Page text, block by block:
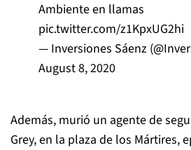
Ambiente en llamas
pic.twitter.com/z1KpxUG2hi
— Inversiones Sáenz
August 8, 2020
Además, murió un agente de
Grey, en la plaza de los Mártires,